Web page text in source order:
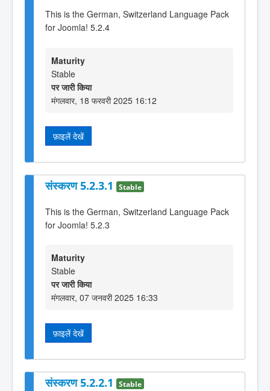
This is the German, Switzerland Language Pack
for Joomla! 5.2.4
Maturity
Stable
पर जारी किया
मंगलवार, 18 फरवरी 2025 16:12
फ़ाइलें देखें
संस्करण 5.2.3.1 Stable
This is the German, Switzerland Language Pack
for Joomla! 5.2.3
Maturity
Stable
पर जारी किया
मंगलवार, 07 जनवरी 2025 16:33
फ़ाइलें देखें
संस्करण 5.2.2.1 Stable